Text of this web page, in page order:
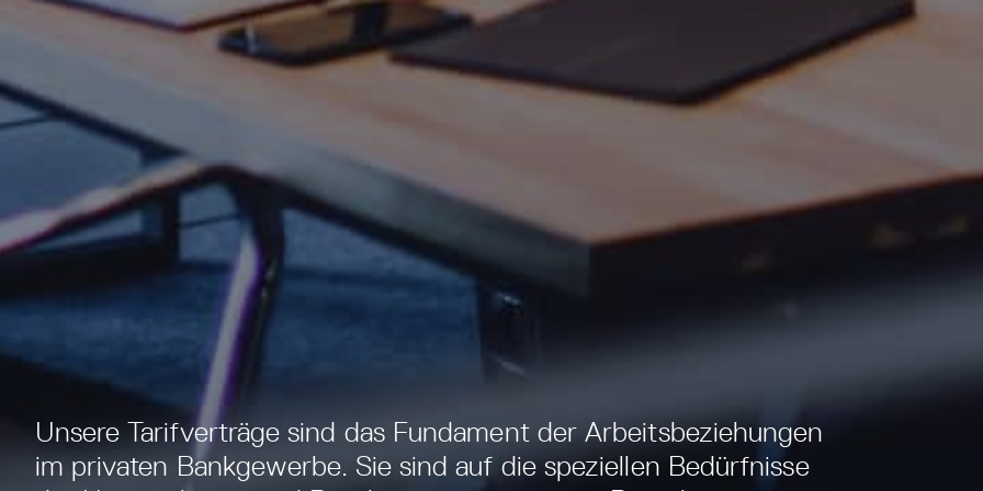
Unsere Tarifverträge sind das Fundament der Arbeitsbeziehungen
im privaten Bankgewerbe. Sie sind auf die speziellen Bedürfnisse